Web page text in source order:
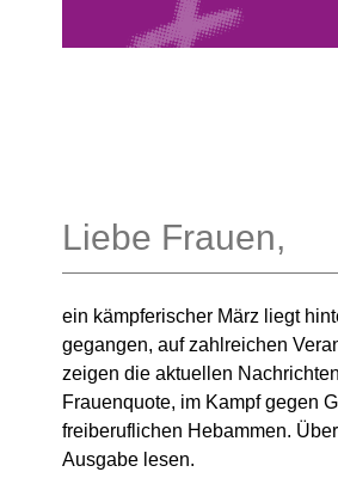
Liebe Frauen,
ein kämpferischer März liegt
gegangen, auf zahlreichen
zeigen die aktuellen
Frauenquote, im Kampf gegen
freiberuflichen Hebammen.
Ausgabe lesen.